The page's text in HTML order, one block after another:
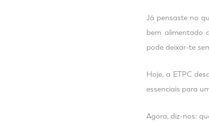
Já pensaste no
bem alimentado
pode deixar-te
Hoje, a ETPC
essenciais para
Agora, diz-nos: